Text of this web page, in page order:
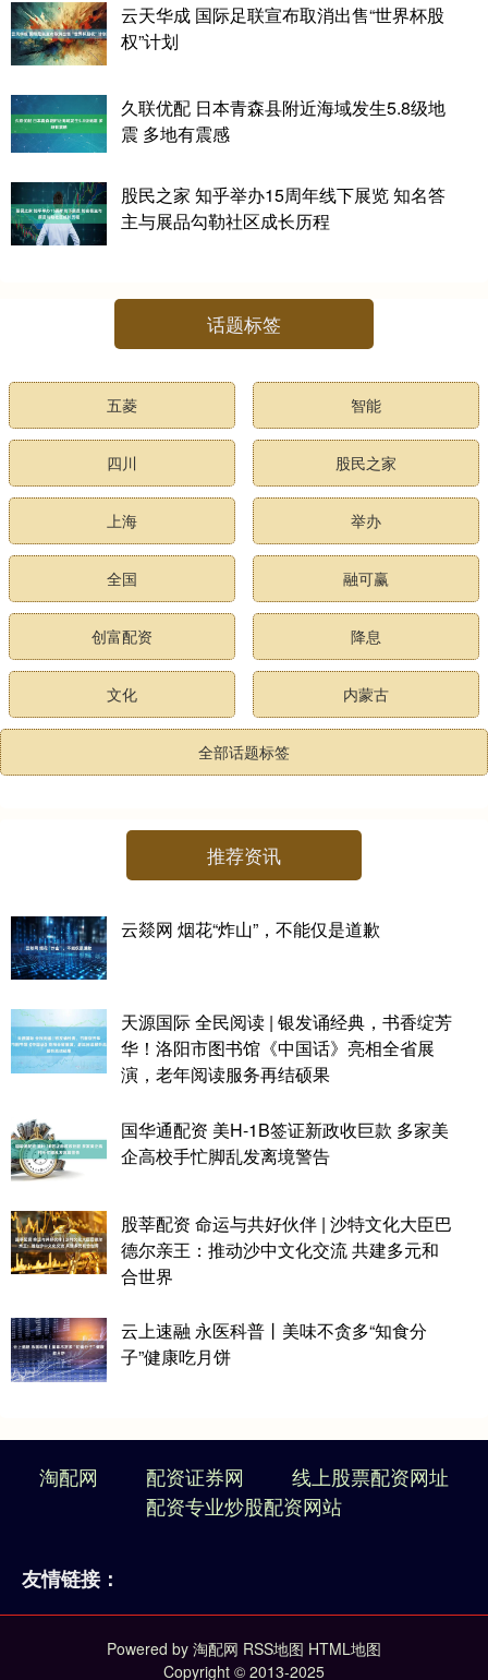
云天华成 国际足联宣布取消出售“世界杯股
权”计划
久联优配 日本青森县附近海域发生5.8级地
震 多地有震感
股民之家 知乎举办15周年线下展览 知名答
主与展品勾勒社区成长历程
话题标签
五菱 智能
四川 股民之家
上海 举办
全国 融可赢
创富配资 降息
文化 内蒙古
全部话题标签
推荐资讯
云燚网 烟花“炸山”，不能仅是道歉
天源国际 全民阅读 | 银发诵经典，书香绽芳
华！洛阳市图书馆《中国话》亮相全省展
演，老年阅读服务再结硕果
国华通配资 美H-1B签证新政收巨款 多家美
企高校手忙脚乱发离境警告
股莘配资 命运与共好伙伴 | 沙特文化大臣巴
德尔亲王：推动沙中文化交流 共建多元和
合世界
云上速融 永医科普丨美味不贪多“知食分
子”健康吃月饼
淘配网 配资证券网
线上股票配资网址
配资专业炒股配资网站
友情链接：
Powered by 淘配网 RSS地图 HTML地图
Copyright © 2013-2025